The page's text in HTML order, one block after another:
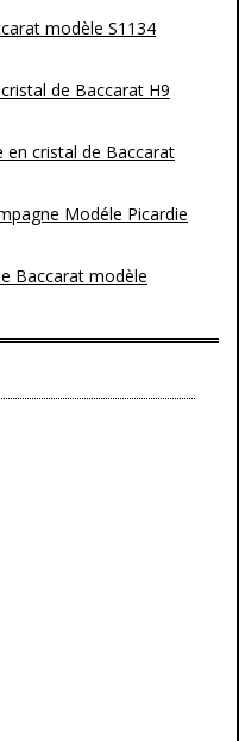
modèle S1134
de Baccarat H9
en cristal de Baccarat
Modéle Picardie
Baccarat modèle